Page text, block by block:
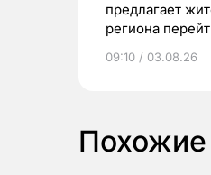
предлагает
региона
выиграть призы
09:10 / 03.08.26
Похожие